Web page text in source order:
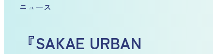
ニュース
『SAKAE URBAN